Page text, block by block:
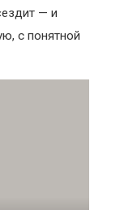
— и
с понятной